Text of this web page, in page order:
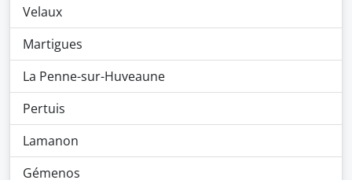
Velaux
Martigues
La Penne-sur-Huveaune
Pertuis
Lamanon
Gémenos